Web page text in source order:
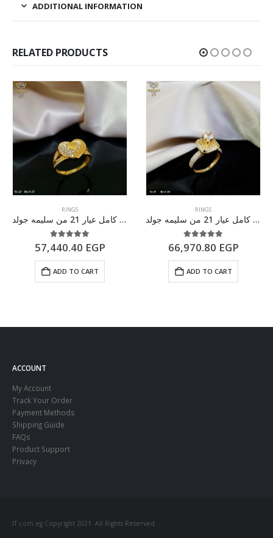
ADDITIONAL INFORMATION
RELATED PRODUCTS
RINGS
خاتم ذهب كامل عيار 21 من سليمه جولد
5.00 out of 5
57,440.40 EGP
ADD TO CART
RINGS
خاتم ذهب كامل عيار 21 من سليمه جولد
5.00 out of 5
66,970.80 EGP
ADD TO CART
ACCOUNT
My Account
Track Your Order
Payment Methods
Shipping Guide
FAQs
Product Support
Privacy
IT.com.eg Copyright 2021. All Rights Reserved.